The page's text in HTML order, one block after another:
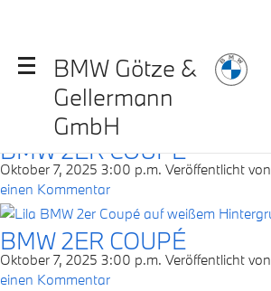
BMW Götze &
Gellermann
GmbH
Archive
BMW 2ER COUPÉ
Oktober 7, 2025 3:00 p.m. Veröffentlicht von
einen Kommentar
BMW 2ER COUPÉ
Oktober 7, 2025 3:00 p.m. Veröffentlicht von
einen Kommentar